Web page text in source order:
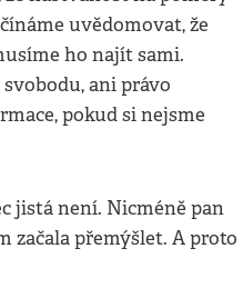
uvědomovat, že
ho najít sami.
ani právo
pokud si nejsme
jistá není. Nicméně pan
začala přemýšlet. A proto